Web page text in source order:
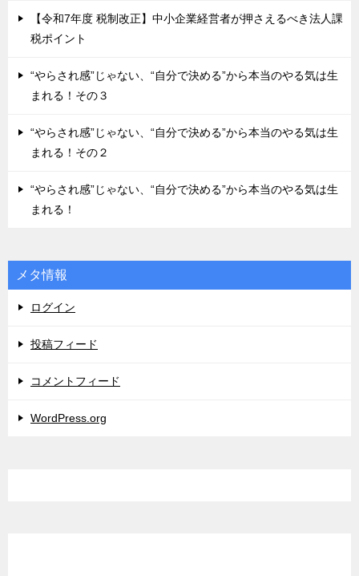
【令和7年度 税制改正】中小企業経営者が押さえるべき法人課
税ポイント
“やらされ感”じゃない、“自分で決める”から本当のやる気は生
まれる！その３
“やらされ感”じゃない、“自分で決める”から本当のやる気は生
まれる！その２
“やらされ感”じゃない、“自分で決める”から本当のやる気は生
まれる！
メタ情報
ログイン
投稿フィード
コメントフィード
WordPress.org